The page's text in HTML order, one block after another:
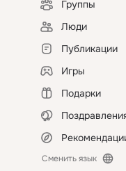
Группы
Люди
Публикации
Игры
Подарки
Сменить язык